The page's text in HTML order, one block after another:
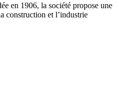
en 1906, la société propose une
construction et l’industrie